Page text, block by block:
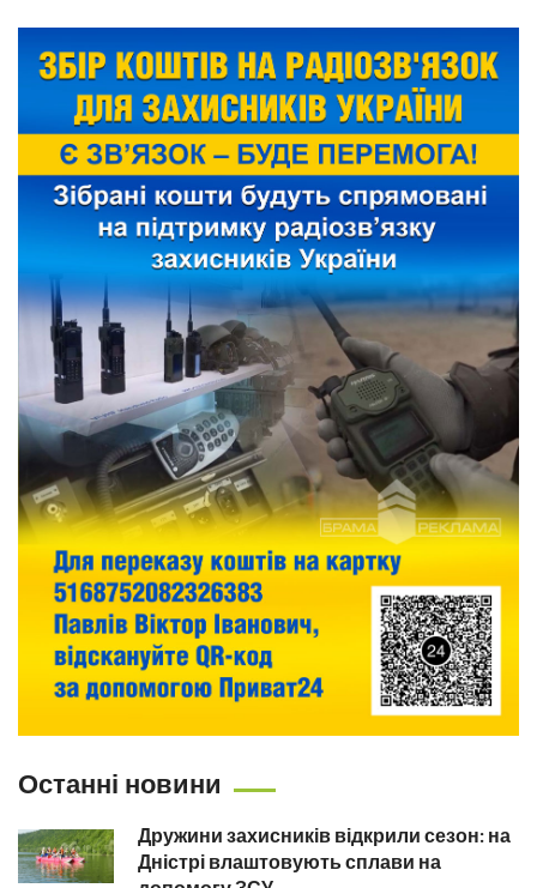
Останні новини
Дружини захисників відкрили сезон: на
Дністрі влаштовують сплави на